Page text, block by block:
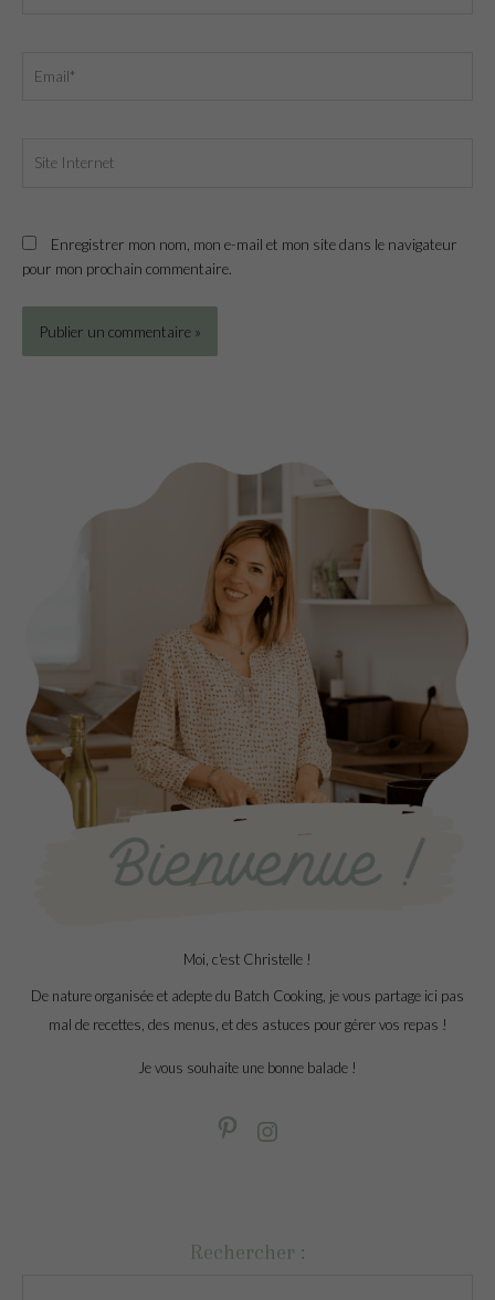
Internet
Enregistrer mon nom, mon e-mail et mon site dans le navigateur
pour mon prochain commentaire.
Moi, c'est Christelle !
De nature organisée et adepte du Batch Cooking, je vous partage ici pas
mal de recettes, des menus, et des astuces pour gérer vos repas !
Je vous souhaite une bonne balade !
Rechercher :